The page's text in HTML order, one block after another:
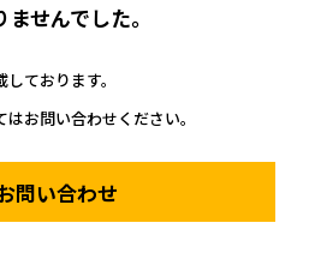
せんでした。
ております。
お問い合わせください。
問い合わせ